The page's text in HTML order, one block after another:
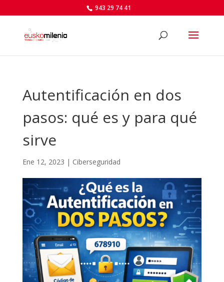
943 29 74 41
Autentificación en dos
pasos: qué es y para qué
sirve
Ene 12, 2023 | Ciberseguridad